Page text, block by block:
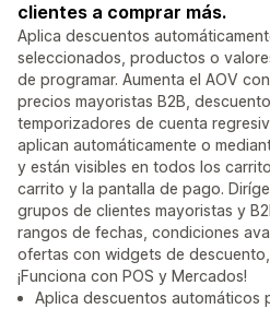
clientes a comprar más.
Aplica descuentos
seleccionados, productos o
de programar. Aumenta el AOV
precios mayoristas B2B,
temporizadores de cuenta
aplican automáticamente o
y están visibles en todos los
carrito y la pantalla de pago.
grupos de clientes mayoristas y
rangos de fechas, condiciones
ofertas con widgets de
¡Funciona con POS y Mercados!
Aplica descuentos automáticos